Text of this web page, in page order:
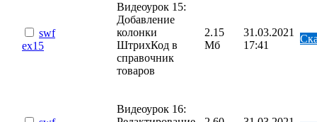
swf
ex15
Видеоурок 15:
Добавление
колонки
ШтрихКод в
справочник
товаров
2.15
Мб
31.03.2021
17:41
Видеоурок 16: